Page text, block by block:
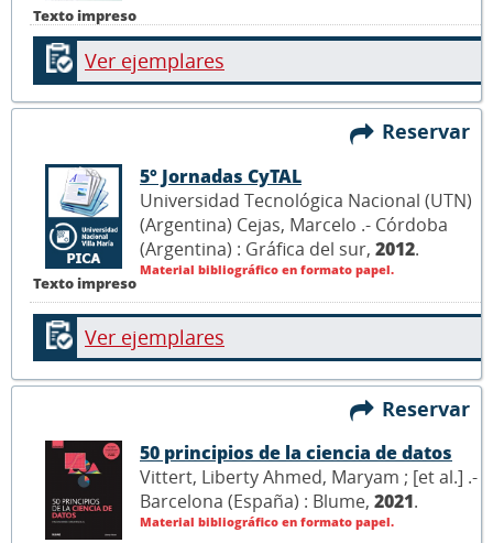
Texto impreso
Ver ejemplares
Reservar
Texto impreso
5° Jornadas CyTAL
Universidad Tecnológica Nacional (UTN)
(Argentina) Cejas, Marcelo .- Córdoba
(Argentina) : Gráfica del sur, 2012.
Material bibliográfico en formato papel.
Ver ejemplares
Reservar
50 principios de la ciencia de datos
Vittert, Liberty Ahmed, Maryam ; [et al.] .-
Barcelona (España) : Blume, 2021.
Material bibliográfico en formato papel.